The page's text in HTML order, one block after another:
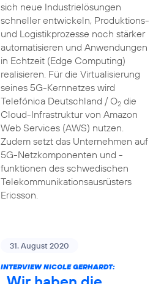
sich neue Industrielösungen
schneller entwickeln, Produktions-
und Logistikprozesse noch stärker
automatisieren und Anwendungen
in Echtzeit (Edge Computing)
realisieren. Für die Virtualisierung
seines 5G-Kernnetzes wird
Telefónica Deutschland / O2die
Cloud-Infrastruktur von Amazon
Web Services (AWS) nutzen.
Zudem setzt das Unternehmen auf
5G-Netzkomponenten und -
funktionen des schwedischen
Telekommunikationsausrüsters
Ericsson.
31. August 2020
INTERVIEW NICOLE GERHARDT: